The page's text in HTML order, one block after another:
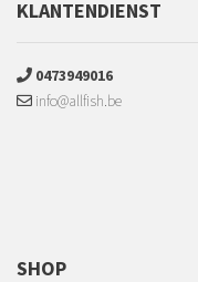
KLANTENDIENST
0473949016
info@allfish.be
SHOP